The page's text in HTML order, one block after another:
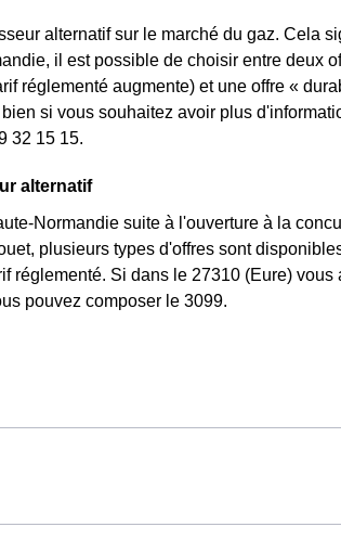
alternatif sur le marché du gaz. Cela
il est possible de choisir entre deux
réglementé augmente) et une offre «
si vous souhaitez avoir plus
32 15 15.
alternatif
Normandie suite à l'ouverture à la
plusieurs types d'offres sont
réglementé. Si dans le 27310 (Eure) vous
pouvez composer le 3099.